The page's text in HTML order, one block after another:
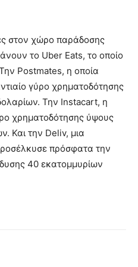
στον χώρο παράδοσης
το Uber Eats, το οποίο
Την Postmates, η οποία
γύρο χρηματοδότησης
Την Instacart, η
χρηματοδότησης ύψους
Και την Deliv, μια
πρόσφατα την
40 εκατομμυρίων